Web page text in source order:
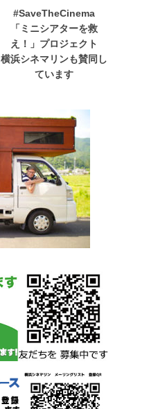
#SaveTheCinema
「ミニシアターを救
え！」プロジェクト
横浜シネマリンも賛同し
ています